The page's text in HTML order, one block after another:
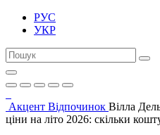
РУС
УКР
Акцент Відпочинок Вілла
ціни на літо 2026: скільки